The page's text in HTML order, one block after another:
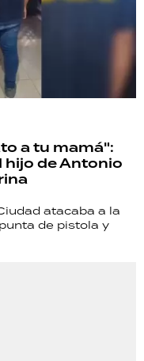
a tu mamá":
de Antonio
atacaba a la
de pistola y